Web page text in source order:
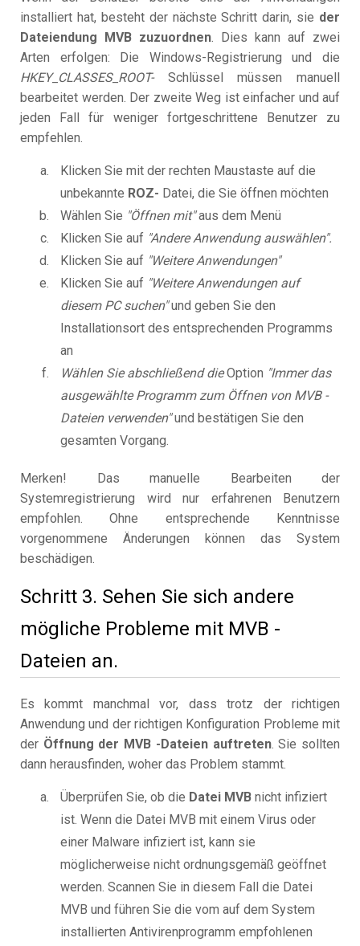
installiert hat, besteht der nächste Schritt darin, sie der
Dateiendung MVB zuzuordnen. Dies kann auf zwei
Arten erfolgen: Die Windows-Registrierung und die
HKEY_CLASSES_ROOT-Schlüssel müssen manuell
bearbeitet werden. Der zweite Weg ist einfacher und auf
jeden Fall für weniger fortgeschrittene Benutzer zu
empfehlen.
Klicken Sie mit der rechten Maustaste auf die
unbekannte ROZ- Datei, die Sie öffnen möchten
Wählen Sie "Öffnen mit"aus dem Menü
Klicken Sie auf "Andere Anwendung auswählen".
Klicken Sie auf "Weitere Anwendungen"
Klicken Sie auf "Weitere Anwendungen auf
diesem PC suchen"und geben Sie den
Installationsort des entsprechenden Programms
an
Wählen Sie abschließend dieOption "Immer das
ausgewählte Programm zum Öffnen von MVB -
Dateien verwenden"und bestätigen Sie den
gesamten Vorgang.
Merken! Das manuelle Bearbeiten der
Systemregistrierung wird nur erfahrenen Benutzern
empfohlen. Ohne entsprechende Kenntnisse
vorgenommene Änderungen können das System
beschädigen.
Schritt 3. Sehen Sie sich andere
mögliche Probleme mit MVB -
Dateien an.
Es kommt manchmal vor, dass trotz der richtigen
Anwendung und der richtigen Konfiguration Probleme mit
der Öffnung der MVB -Dateien auftreten. Sie sollten
dann herausfinden, woher das Problem stammt.
Überprüfen Sie, ob die Datei MVB nicht infiziert
ist. Wenn die Datei MVB mit einem Virus oder
einer Malware infiziert ist, kann sie
möglicherweise nicht ordnungsgemäß geöffnet
werden. Scannen Sie in diesem Fall die Datei
MVB und führen Sie die vom auf dem System
installierten Antivirenprogramm empfohlenen